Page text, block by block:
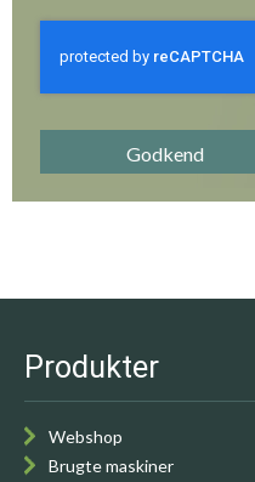
Godkend
Produkter
Webshop
Brugte maskiner